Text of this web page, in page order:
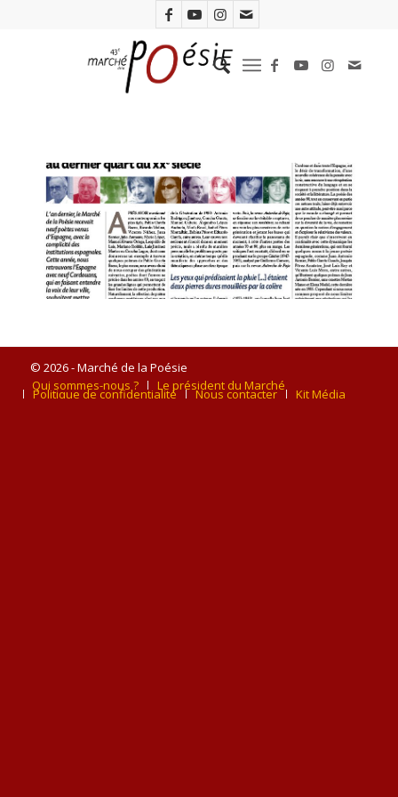
© 2026 - Marché de la Poésie
Qui sommes-nous ?
Le président du Marché
Politique de confidentialité Nous contacter Kit Média